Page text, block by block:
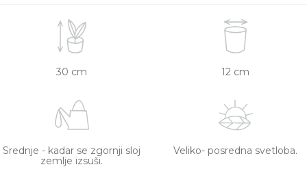
30 cm 12 cm
Srednje - kadar se zgornji sloj
zemlje izsuši.
Veliko- posredna svetloba.